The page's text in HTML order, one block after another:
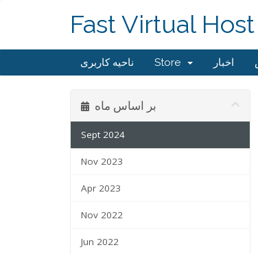
Fast Virtual Host
ناحیه کاربری Store اخبار
بر اساس ماه
Sept 2024
Nov 2023
Apr 2023
Nov 2022
Jun 2022